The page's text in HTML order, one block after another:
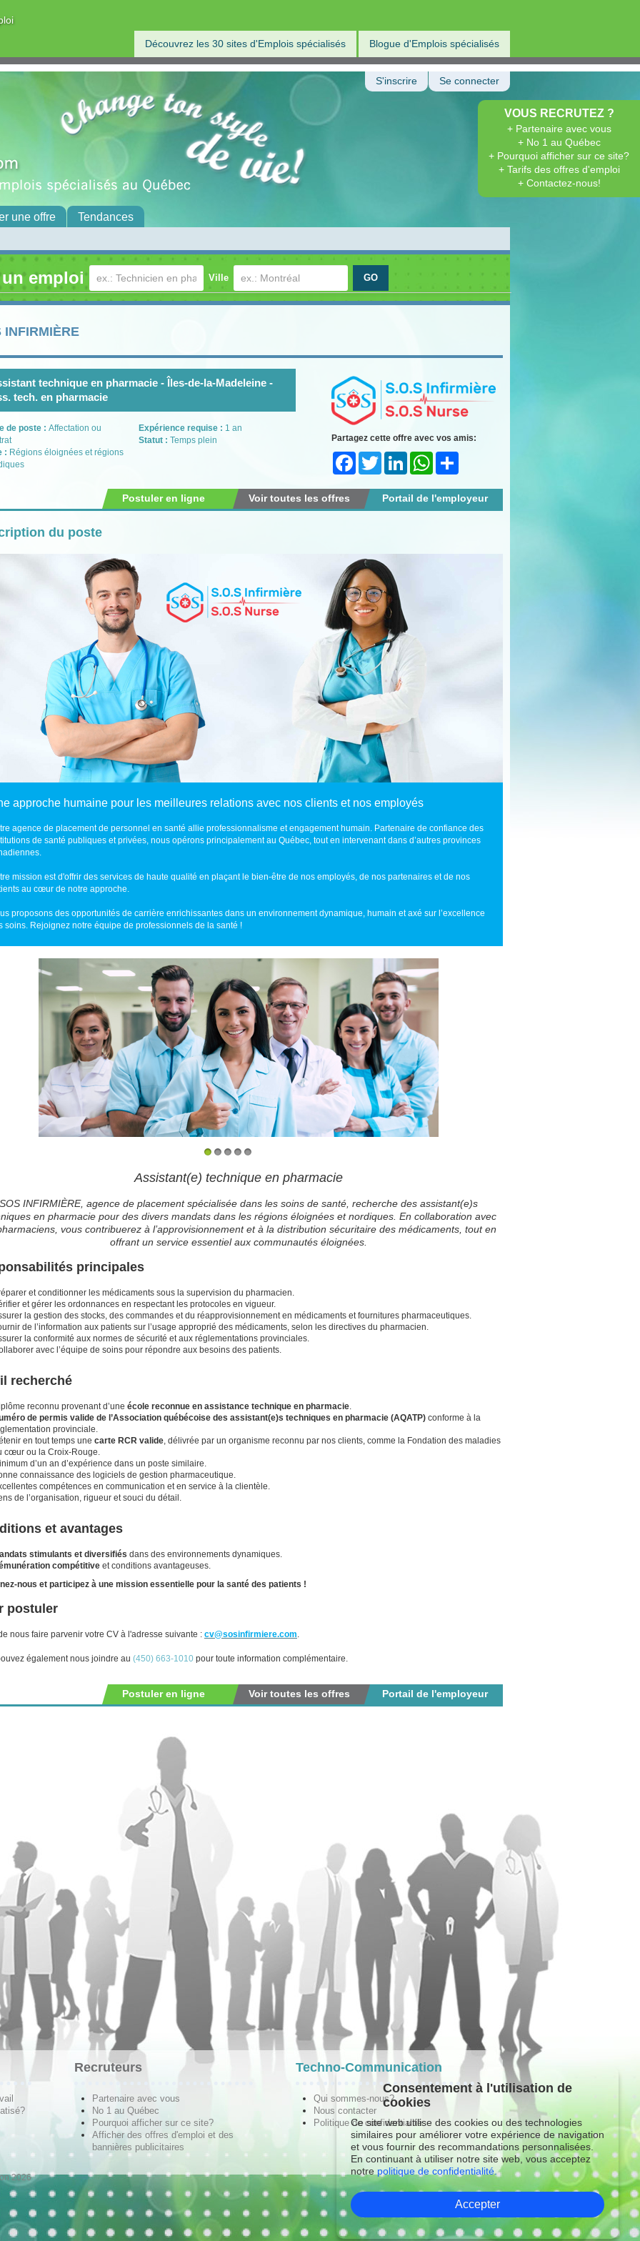
Découvrez les 30 sites d'Emplois spécialisés Blogue d'Emplois spécialisés
VOUS RECRUTEZ ?
+ Partenaire avec vous
+ No 1 au Québec
+ Pourquoi afficher sur ce site?
+ Tarifs des offres d'emploi
+ Contactez-nous!
S'inscrire Se connecter
une offre Tendances
emploi Ville
INFIRMIÈRE
technique en pharmacie - Îles-de-la-Madeleine -
tech. en pharmacie
de poste : Affectation ou
: Régions éloignées et régions
Expérience requise : 1 an
Statut : Temps plein
Partagez cette offre avec vos amis:
FacebookTwitter LinkedIn WhatsApp
Portail de l'employeur
Voir toutes les offres
Postuler en ligne
du poste
approche humaine pour les meilleures relations avec nos clients et nos employés
agence de placement de personnel en santé allie professionnalisme et engagement humain. Partenaire de confiance des
de santé publiques et privées, nous opérons principalement au Québec, tout en intervenant dans d’autres provinces
mission est d'offrir des services de haute qualité en plaçant le bien-être de nos employés, de nos partenaires et de nos
au cœur de notre approche.
proposons des opportunités de carrière enrichissantes dans un environnement dynamique, humain et axé sur l’excellence
soins. Rejoignez notre équipe de professionnels de la santé !
Assistant(e) technique en pharmacie
SOS INFIRMIÈRE, agence de placement spécialisée dans les soins de santé, recherche des assistant(e)s
en pharmacie pour des divers mandats dans les régions éloignées et nordiques. En collaboration avec
vous contribuerez à l’approvisionnement et à la distribution sécuritaire des médicaments, tout en
offrant un service essentiel aux communautés éloignées.
principales
et conditionner les médicaments sous la supervision du pharmacien.
et gérer les ordonnances en respectant les protocoles en vigueur.
la gestion des stocks, des commandes et du réapprovisionnement en médicaments et fournitures pharmaceutiques.
de l’information aux patients sur l’usage approprié des médicaments, selon les directives du pharmacien.
la conformité aux normes de sécurité et aux réglementations provinciales.
avec l’équipe de soins pour répondre aux besoins des patients.
recherché
reconnu provenant d’une école reconnue en assistance technique en pharmacie.
de permis valide de l’Association québécoise des assistant(e)s techniques en pharmacie (AQATP) conforme à la
provinciale.
en tout temps une carte RCR valide, délivrée par un organisme reconnu par nos clients, comme la Fondation des maladies
cœur ou la Croix-Rouge.
d’un an d’expérience dans un poste similaire.
connaissance des logiciels de gestion pharmaceutique.
compétences en communication et en service à la clientèle.
de l’organisation, rigueur et souci du détail.
et avantages
stimulants et diversifiés dans des environnements dynamiques.
compétitive et conditions avantageuses.
nous et participez à une mission essentielle pour la santé des patients !
postuler
nous faire parvenir votre CV à l'adresse suivante : cv@sosinfirmiere.com.
également nous joindre au (450) 663-1010 pour toute information complémentaire.
Portail de l'employeur
Voir toutes les offres
Postuler en ligne
Recruteurs
Partenaire avec vous
No 1 au Québec
Pourquoi afficher sur ce site?
Afficher des offres d'emploi et des
bannières publicitaires
Techno-Communication
Qui sommes-nous?
Nous contacter
Politique de confidentialité
2026
Consentement à l'utilisation de
cookies
Ce site web utilise des cookies ou des technologies
similaires pour améliorer votre expérience de navigation
et vous fournir des recommandations personnalisées.
En continuant à utiliser notre site web, vous acceptez
notre politique de confidentialité.
Accepter